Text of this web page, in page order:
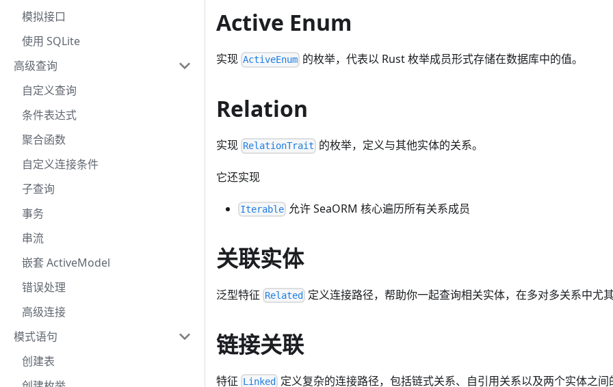
模拟接口
使用 SQLite
高级查询
自定义查询
条件表达式
聚合函数
自定义连接条件
子查询
事务
串流
嵌套 ActiveModel
错误处理
高级连接
模式语句
创建表
Active Enum
实现 ActiveEnum 的枚举，代表以 Rust 枚举成员形式存储在数据库中的值。
Relation
实现 RelationTrait 的枚举，定义与其他实体的关系。
它还实现
Iterable 允许 SeaORM 核心遍历所有关系成员
关联实体
泛型特征 Related 定义连接路径，帮助你一起查询相关实体，在多对多关系中尤
链接关联
特征 Linked 定义复杂的连接路径，包括链式关系、自引用关系以及两个实体之